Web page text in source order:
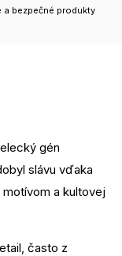
a bezpečné produkty
gén
slávu vďaka
a kultovej
často z